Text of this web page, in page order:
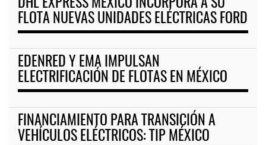
DHL EXPRESS MÉXICO INCORPORA A SU
FLOTA NUEVAS UNIDADES ELÉCTRICAS FORD
EDENRED Y EMA IMPULSAN
ELECTRIFICACIÓN DE FLOTAS EN MÉXICO
FINANCIAMIENTO PARA TRANSICIÓN A
VEHÍCULOS ELÉCTRICOS: TIP MÉXICO